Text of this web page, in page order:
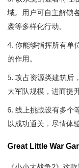
域。用户可自主解锁
袭等多样化行动。
4. 你能够指挥所有单
的作用。
5. 攻占资源类建筑后
大军队规模，进而提
6. 线上挑战设有多个
以成功通关，尽情体
Great Little War